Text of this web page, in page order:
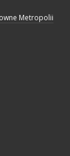
Metropolii